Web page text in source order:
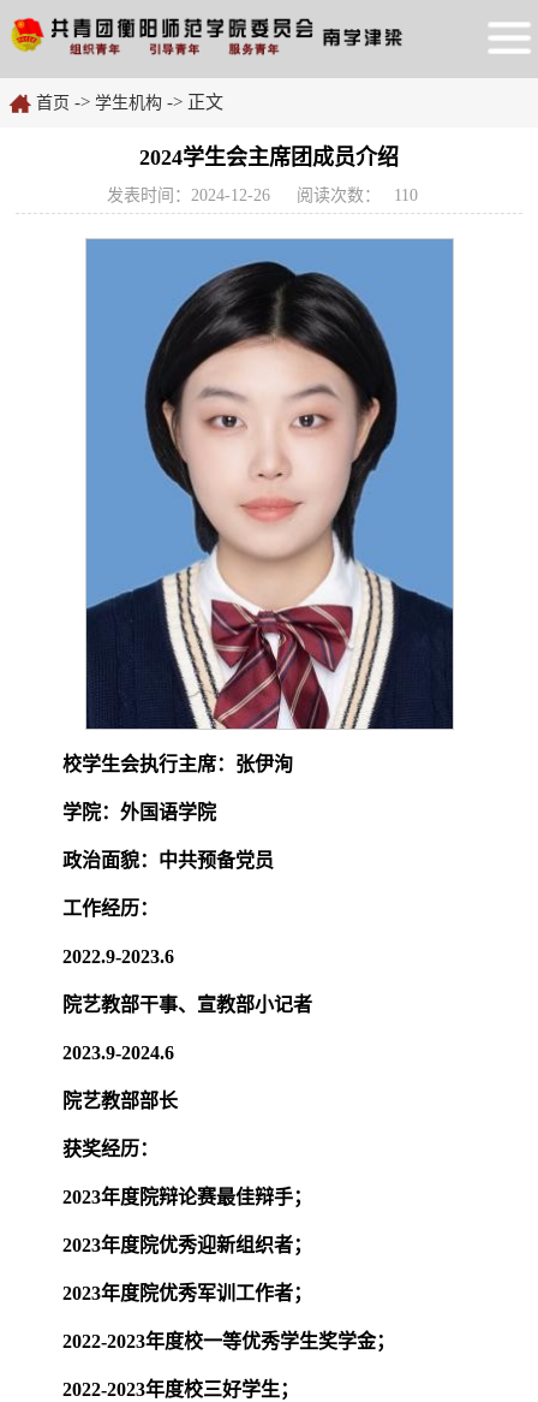
首页 -> 学生机构 -> 正文
2024学生会主席团成员介绍
发表时间：2024-12-26 阅读次数： 110
校学生会执行主席：张伊洵
学院：外国语学院
政治面貌：中共预备党员
工作经历：
2022.9-2023.6
院艺教部干事、宣教部小记者
2023.9-2024.6
院艺教部部长
获奖经历：
2023年度院辩论赛最佳辩手；
2023年度院优秀迎新组织者；
2023年度院优秀军训工作者；
2022-2023年度校一等优秀学生奖学金；
2022-2023年度校三好学生；